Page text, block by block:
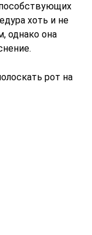
хоть и не
однако она
рот на